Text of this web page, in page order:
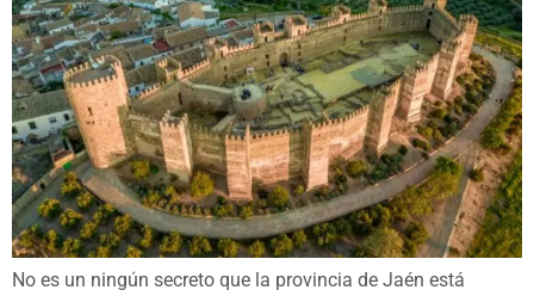
No es un ningún secreto que la provincia de Jaén está